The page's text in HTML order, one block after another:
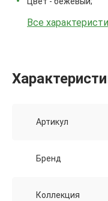
Все
Артикул
Бренд
Коллекция